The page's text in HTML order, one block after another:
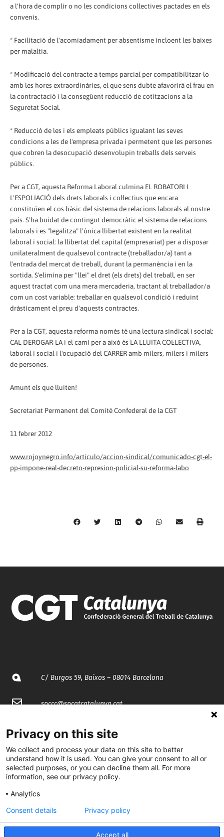
a l'hora de complir o no les condicions col·lectives pactades en els
convenis.
* Facilitació de l'acomiadament per absentisme incloent les baixes
per malaltia.
* Modificació del contracte a temps parcial per compatibilitzar-lo
amb les hores extraordinàries, el que sens dubte afavorirà el frau en
la contractació i la consegüent reducció de cotitzacions a la
Seguretat Social.
* Reducció de les i els empleats públics igualant les seves
condicions a les de l'empresa privada i permetent que les persones
que cobren la desocupació desenvolupin treballs dels serveis
públics.
Per a CGT, aquesta Reforma Laboral culmina EL ROBATORI I
L'ESPOLIACIÓ dels drets laborals i col·lectius que encara
constituïen el cos bàsic del sistema de relacions laborals al nostre
país. S'ha buidat de contingut democràtic el sistema de relacions
laborals i es "legalitza" l'única llibertat existent en la realitat
laboral i social: la llibertat del capital (empresariat) per a disposar
unilateralment de qualsevol contracte (treballador/a) tant a
l'entrada del mercat de treball, durant la permanència i en la
sortida. S'elimina per "llei" el dret (els drets) del treball, en ser
aquest tractat com una mera mercaderia, tractant al treballador/a
com un cost variable: treballar en qualsevol condició i reduint
dràsticament el preu d'aquests contractes.
Per a la CGT, aquesta reforma només té una lectura sindical i social:
CAL DEROGAR-LA i el camí per a això és LA LLUITA COL·LECTIVA,
laboral i social i l'ocupació del CARRER amb milers, milers i milers
de persones.
Amunt els que lluiten!
Secretariat Permanent del Comitè Confederal de la CGT
11 febrer 2012
www.rojoynegro.info/articulo/accion-sindical/comunicado-cgt-el-
pp-impone-real-decreto-represion-policial-su-reforma-labo
C/ Burgos 59, Baixos – 08014 Barcelona
spccc@spcgtcatalunya.cat
@CGTCatalunya
cgtcatalunya
CGTCatalunya
cgtcatalunya
Privacy on this site
We collect and process your data on this site to better
understand how it is used. You can give your consent to all or
selected purposes, or you can decline them all. For more
information, see our privacy policy.
Analytics
Accept all
Consent details Privacy policy